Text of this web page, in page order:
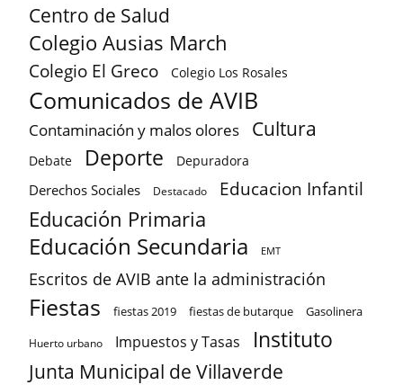
Centro de Salud
Colegio Ausias March
Colegio El Greco Colegio Los Rosales
Comunicados de AVIB
Contaminación y malos olores Cultura
Debate Deporte Depuradora
Derechos Sociales Destacado Educacion Infantil
Educación Primaria
Educación Secundaria EMT
Escritos de AVIB ante la administración
Fiestas fiestas 2019 fiestas de butarque Gasolinera
Huerto urbano Impuestos y Tasas Instituto
Junta Municipal de Villaverde